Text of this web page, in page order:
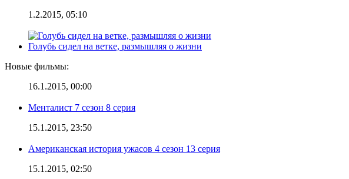
1.2.2015, 05:10
Голубь сидел на ветке, размышляя о жизни
Новые фильмы:
16.1.2015, 00:00
Менталист 7 сезон 8 серия
15.1.2015, 23:50
Американская история ужасов 4 сезон 13 серия
15.1.2015, 02:50